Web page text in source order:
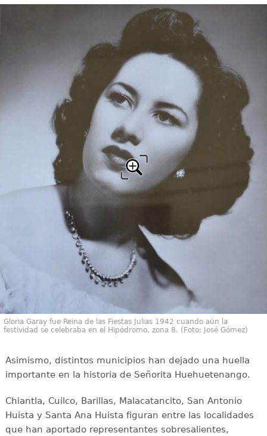
Gloria Garay fue Reina de las Fiestas Julias 1942 cuando aún la
festividad se celebraba en el Hipódromo, zona 8. (Foto: José Gómez)
Asimismo, distintos municipios han dejado una huella
importante en la historia de Señorita Huehuetenango.
Chiantla, Cuilco, Barillas, Malacatancito, San Antonio
Huista y Santa Ana Huista figuran entre las localidades
que han aportado representantes sobresalientes,